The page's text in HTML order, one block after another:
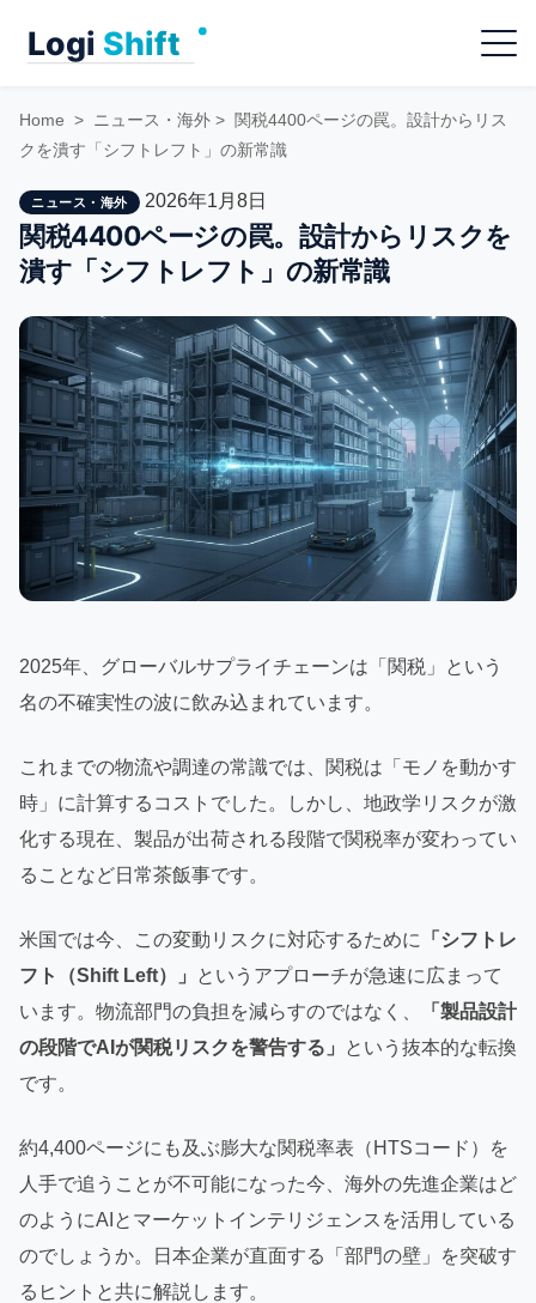
Menu
Home > ニュース・海外 > 関税4400ページの罠。設計からリス
クを潰す「シフトレフト」の新常識
ニュース・海外 2026年1月8日
関税4400ページの罠。設計からリスクを
潰す「シフトレフト」の新常識
2025年、グローバルサプライチェーンは「関税」という
名の不確実性の波に飲み込まれています。
これまでの物流や調達の常識では、関税は「モノを動かす
時」に計算するコストでした。しかし、地政学リスクが激
化する現在、製品が出荷される段階で関税率が変わってい
ることなど日常茶飯事です。
米国では今、この変動リスクに対応するために
「シフトレ
フト（Shift Left）」
というアプローチが急速に広まって
います。物流部門の負担を減らすのではなく、
「製品設計
の段階でAIが関税リスクを警告する」
という抜本的な転換
です。
約4,400ページにも及ぶ膨大な関税率表（HTSコード）を
人手で追うことが不可能になった今、海外の先進企業はど
のようにAIとマーケットインテリジェンスを活用している
のでしょうか。日本企業が直面する「部門の壁」を突破す
るヒントと共に解説します。